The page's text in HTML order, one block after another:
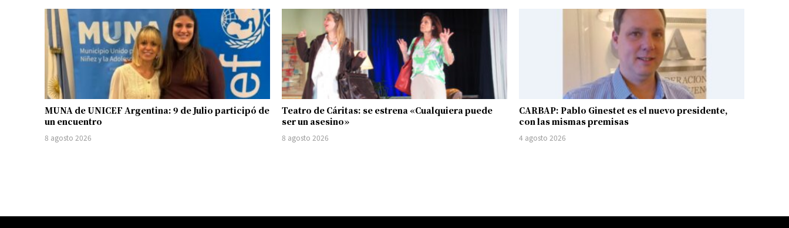
MUNA de UNICEF Argentina: 9 de Julio participó de
un encuentro
8 agosto 2026
Teatro de Cáritas: se estrena «Cualquiera puede
ser un asesino»
8 agosto 2026
CARBAP: Pablo Ginestet es el nuevo presidente,
con las mismas premisas
4 agosto 2026